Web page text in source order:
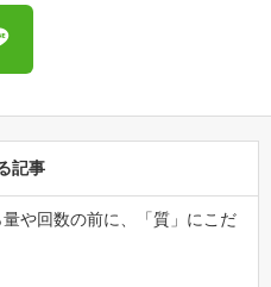
記事
や回数の前に、「質」にこだ